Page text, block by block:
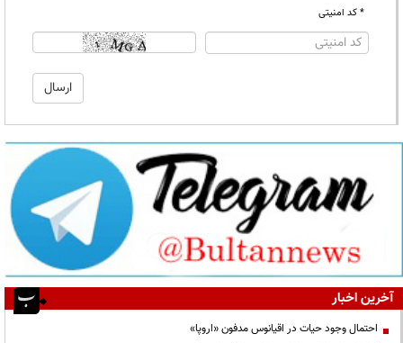
* کد امنیتی
آخرین اخبار
احتمال وجود حیات در اقیانوس مدفون «اروپا»